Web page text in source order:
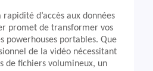
d’accès aux données
promet de transformer vos
powerhouses portables. Que
de la vidéo nécessitant
de fichiers volumineux, un